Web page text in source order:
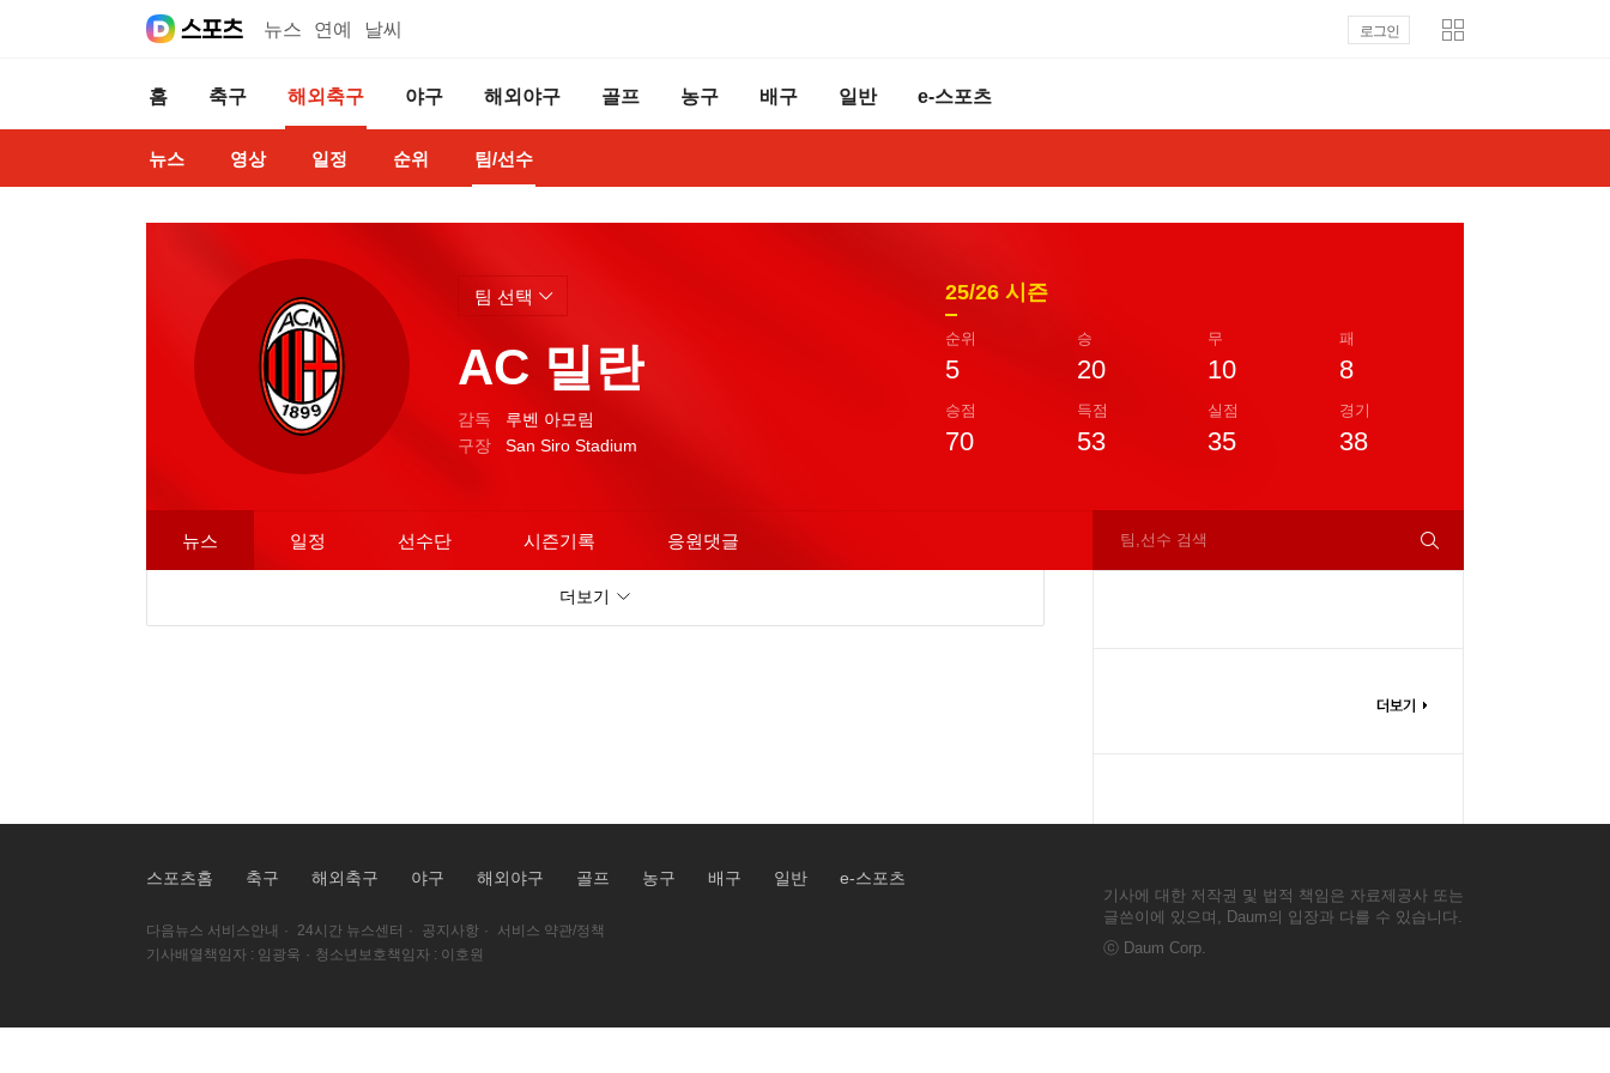
뉴스 연예 날씨 로그인
홈 축구 해외축구 야구 해외야구 골프 농구 배구 일반 e-스포츠
뉴스 영상 일정 순위 팀/선수
AC 밀란
감독
루벤 아모림
구장
San Siro Stadium
25/26 시즌
순위
5
승
20
무
10
패
8
승점
70
득점
53
실점
35
경기
38
팀 선택
팀,선수 검색
뉴스 일정 선수단 시즌기록 응원댓글
더보기
스포츠홈 축구 해외축구 야구 해외야구 골프 농구 배구 일반 e-스포츠
다음뉴스 서비스안내 · 24시간 뉴스센터 · 공지사항 ·
서비스 약관/정책
기사배열책임자 : 임광욱 · 청소년보호책임자 : 이호원
기사에 대한 저작권 및 법적 책임은 자료제공사 또는
글쓴이에 있으며, Daum의 입장과 다를 수 있습니다.
ⓒ Daum Corp.